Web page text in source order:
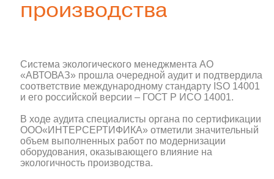
производства
Система экологического менеджмента АО
«АВТОВАЗ» прошла очередной аудит и подтвердила
соответствие международному стандарту ISO 14001
и его российской версии – ГОСТ Р ИСО 14001.
В ходе аудита специалисты органа по сертификации
ООО«ИНТЕРСЕРТИФИКА» отметили значительный
объем выполненных работ по модернизации
оборудования, оказывающего влияние на
экологичность производства.